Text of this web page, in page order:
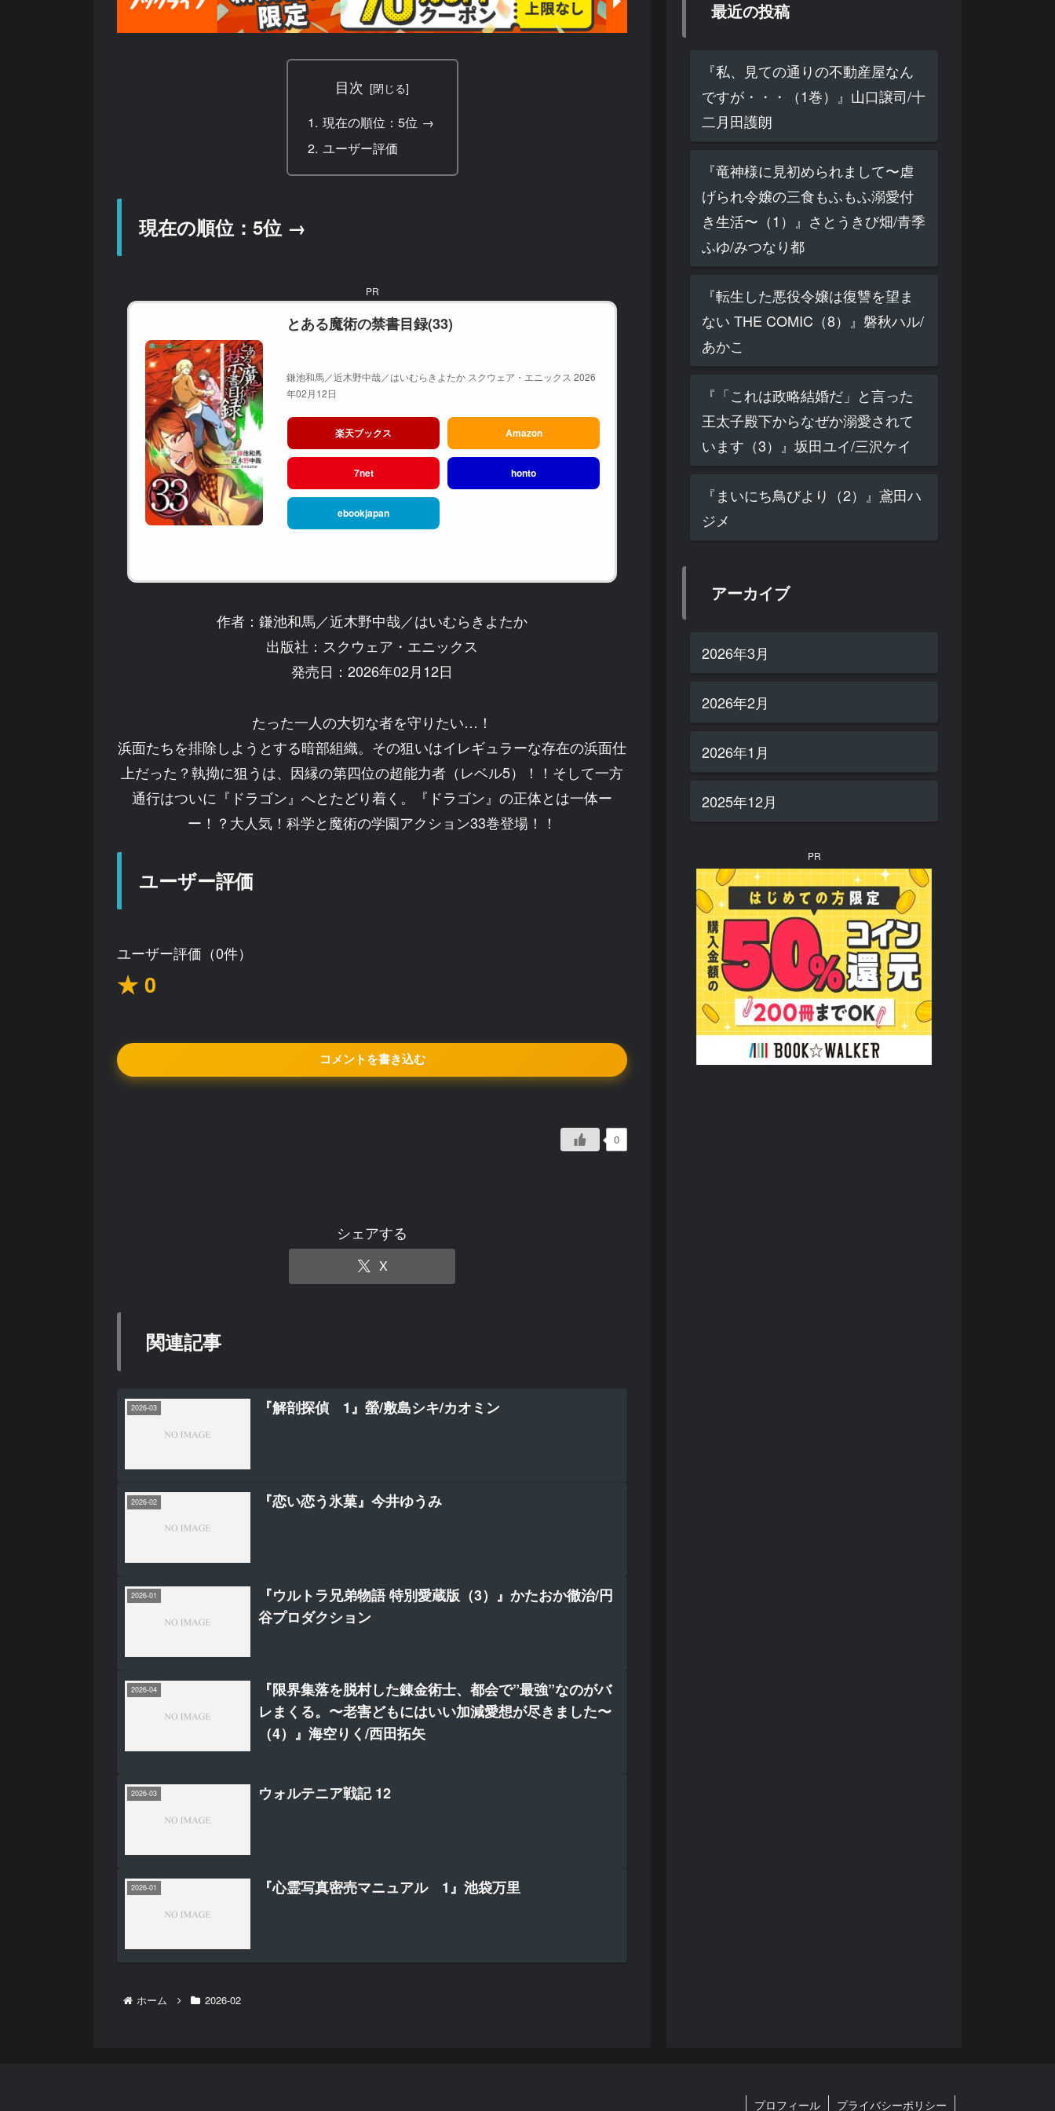
目次
現在の順位：5位 →
ユーザー評価
現在の順位：5位 →
PR
とある魔術の禁書目録(33)
鎌池和馬／近木野中哉／はいむらきよたか スクウェア・エニックス 2026
年02月12日
楽天ブックス Amazon
7net honto
ebookjapan
作者：鎌池和馬／近木野中哉／はいむらきよたか
出版社：スクウェア・エニックス
発売日：2026年02月12日
たった一人の大切な者を守りたい…！
浜面たちを排除しようとする暗部組織。その狙いはイレギュラーな存在の浜面仕
上だった？執拗に狙うは、因縁の第四位の超能力者（レベル5）！！そして一方
通行はついに『ドラゴン』へとたどり着く。『ドラゴン』の正体とは一体ー
ー！？大人気！科学と魔術の学園アクション33巻登場！！
ユーザー評価
ユーザー評価（0件）
★ 0
コメントを書き込む
0
シェアする
X
関連記事
2026-03 『解剖探偵 1』螢/敷島シキ/カオミン
2026-02 『恋い恋う氷菓』今井ゆうみ
2026-01
『ウルトラ兄弟物語 特別愛蔵版（3）』かたおか徹治/円
谷プロダクション
2026-04
『限界集落を脱村した錬金術士、都会で”最強”なのがバ
レまくる。〜老害どもにはいい加減愛想が尽きました〜
（4）』海空りく/西田拓矢
2026-03 ウォルテニア戦記 12
2026-01 『心霊写真密売マニュアル 1』池袋万里
ホーム 2026-02
最近の投稿
『私、見ての通りの不動産屋なん
ですが・・・（1巻）』山口譲司/十
二月田護朗
『竜神様に見初められまして〜虐
げられ令嬢の三食もふもふ溺愛付
き生活〜（1）』さとうきび畑/青季
ふゆ/みつなり都
『転生した悪役令嬢は復讐を望ま
ない THE COMIC（8）』磐秋ハル/
あかこ
『「これは政略結婚だ」と言った
王太子殿下からなぜか溺愛されて
います（3）』坂田ユイ/三沢ケイ
『まいにち鳥びより（2）』鳶田ハ
ジメ
アーカイブ
2026年3月
2026年2月
2026年1月
2025年12月
PR
プロフィール プライバシーポリシー